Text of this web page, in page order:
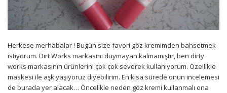
Herkese merhabalar ! Bugün size favori göz kremimden bahsetmek
istiyorum. Dirt Works markasını duymayan kalmamıştır, ben dirty
works markasının ürünlerini çok çok severek kullanıyorum. Özellikle
maskesi ile aşk yaşıyoruz diyebilirim. En kısa sürede onun incelemesi
de burada yer alacak… Öncelikle neden göz kremi kullanmalı ona